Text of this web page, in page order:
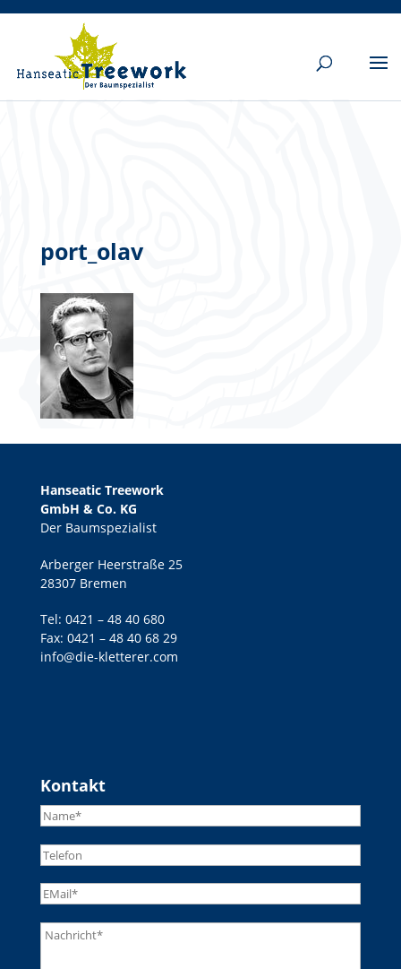
port_olav
Hanseatic Treework
GmbH & Co. KG
Der Baumspezialist
Arberger Heerstraße 25
28307 Bremen
Tel: 0421 – 48 40 680
Fax: 0421 – 48 40 68 29
info@die-kletterer.com
Kontakt